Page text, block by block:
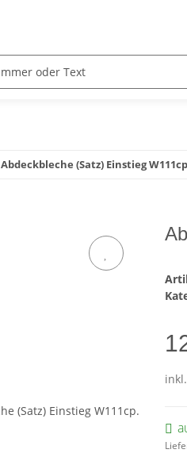
Abdeckbleche (Satz) Einstieg